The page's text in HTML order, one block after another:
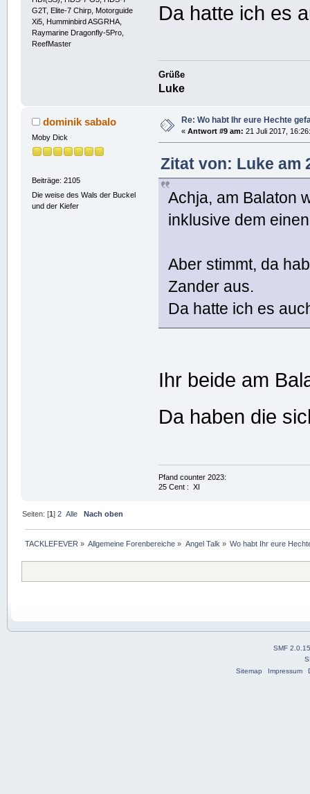
G2T, Elite-7 Chirp, Motorguide
Xi5, Humminbird ASGRHA,
Raymarine Dragonfly-5Pro,
ReefMaster
Da hatte ich es
Grüße
Luke
dominik sabalo
Moby Dick
Beiträge: 2105
Die weise des Wals der Buckel
und der Kiefer
Re: Wo habt Ihr eure Hechte
« Antwort #9 am: 21 Juli 2017,
Zitat von: Luke am
Achja, am Balaton
inklusive dem
Aber stimmt, da
Zander aus.
Da hatte ich es
Ihr beide am
Da haben die
Pfand counter 2023:
25 Cent : XI
Seiten: [1]2 Alle Nach oben
TACKLEFEVER » Allgemeine Forenbereiche » Angel Talk » Wo habt Ihr eure
SMF 2.0.15
Sitemap
Impressum